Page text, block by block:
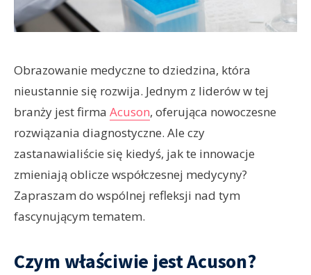
Obrazowanie medyczne to dziedzina, która
nieustannie się rozwija. Jednym z liderów w tej
branży jest firma Acuson, oferująca nowoczesne
rozwiązania diagnostyczne. Ale czy
zastanawialiście się kiedyś, jak te innowacje
zmieniają oblicze współczesnej medycyny?
Zapraszam do wspólnej refleksji nad tym
fascynującym tematem.
Czym właściwie jest Acuson?